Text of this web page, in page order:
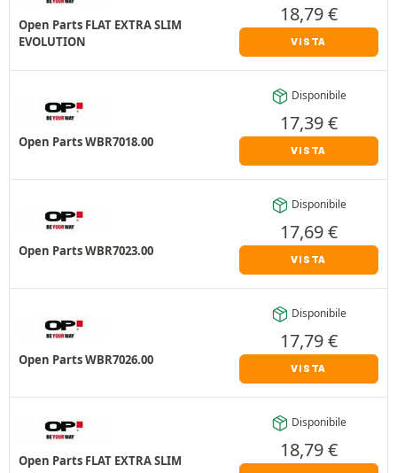
Open Parts FLAT EXTRA SLIM
EVOLUTION
18,79€
VISTA
Open Parts WBR7018.00
Disponibile
17,39€
VISTA
Open Parts WBR7023.00
Disponibile
17,69€
VISTA
Open Parts WBR7026.00
Disponibile
17,79€
VISTA
Open Parts FLAT EXTRA SLIM
Disponibile
18,79€